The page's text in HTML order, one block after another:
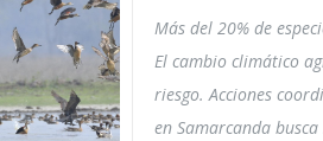
Más del 20% de
El cambio climático
riesgo. Acciones
en Samarcanda